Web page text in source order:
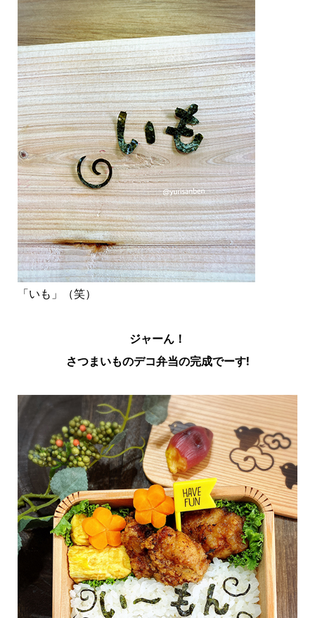
「いも」（笑）
ジャーん！
さつまいものデコ弁当の完成でーす!